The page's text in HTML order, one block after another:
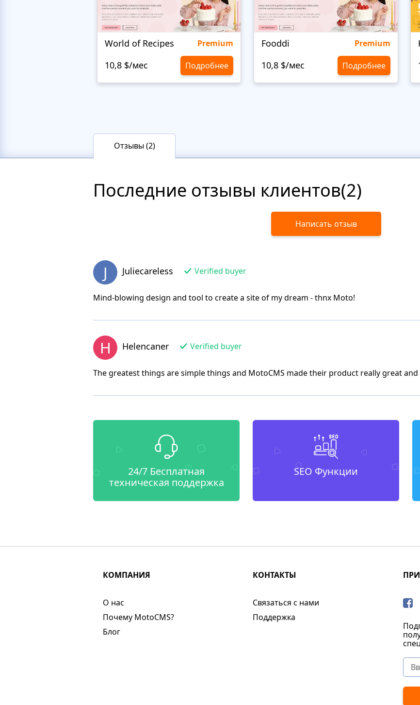
World of Recipes Premium
10,8 $/мес Подробнее
Fooddi Premium
10,8 $/мес Подробнее
Отзывы (2)
Последние отзывы клиентов(2)
Написать отзыв
J Juliecareless Verified buyer
Mind-blowing design and tool to create a site of my dream - thnx Moto!
H Helencaner Verified buyer
The greatest things are simple things and MotoCMS made their product really great
24/7 Бесплатная
техническая поддержка
SEO Функции
КОМПАНИЯ
О нас​
Почему MotoCMS?
Блог
КОНТАКТЫ
Связаться с нами
Поддержка